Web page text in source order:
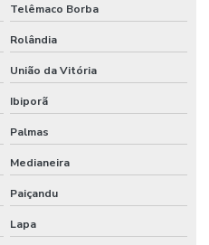
Telêmaco Borba
Rolândia
União da Vitória
Ibiporã
Palmas
Medianeira
Paiçandu
Lapa